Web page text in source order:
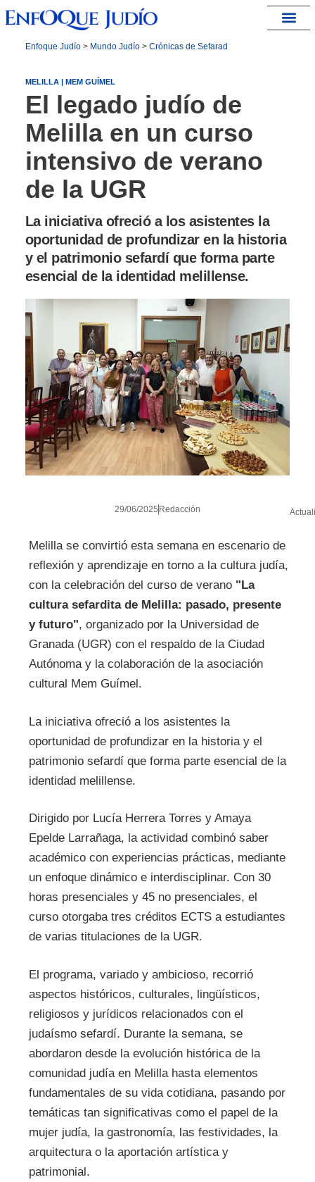
Enfoque Judío> Mundo Judío> Crónicas de Sefarad
MELILLA | MEM GUÍMEL
El legado judío de
Melilla en un curso
intensivo de verano
de la UGR
La iniciativa ofreció a los asistentes la
oportunidad de profundizar en la historia
y el patrimonio sefardí que forma parte
esencial de la identidad melillense.
29/06/2025 Redacción
Melilla se convirtió esta semana en escenario de
reflexión y aprendizaje en torno a la cultura judía,
con la celebración del curso de verano "La
cultura sefardita de Melilla: pasado, presente
y futuro", organizado por la Universidad de
Granada (UGR) con el respaldo de la Ciudad
Autónoma y la colaboración de la asociación
cultural Mem Guímel.
La iniciativa ofreció a los asistentes la
oportunidad de profundizar en la historia y el
patrimonio sefardí que forma parte esencial de la
identidad melillense.
Dirigido por Lucía Herrera Torres y Amaya
Epelde Larrañaga, la actividad combinó saber
académico con experiencias prácticas, mediante
un enfoque dinámico e interdisciplinar. Con 30
horas presenciales y 45 no presenciales, el
curso otorgaba tres créditos ECTS a estudiantes
de varias titulaciones de la UGR.
El programa, variado y ambicioso, recorrió
aspectos históricos, culturales, lingüísticos,
religiosos y jurídicos relacionados con el
judaísmo sefardí. Durante la semana, se
abordaron desde la evolución histórica de la
comunidad judía en Melilla hasta elementos
fundamentales de su vida cotidiana, pasando por
temáticas tan significativas como el papel de la
mujer judía, la gastronomía, las festividades, la
arquitectura o la aportación artística y
patrimonial.